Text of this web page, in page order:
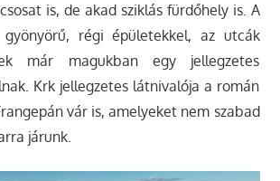
is, de akad sziklás fürdőhely is. A
régi épületekkel, az utcák
már magukban egy jellegzetes
Krk jellegzetes látnivalója a román
vár is, amelyeket nem szabad
járunk.